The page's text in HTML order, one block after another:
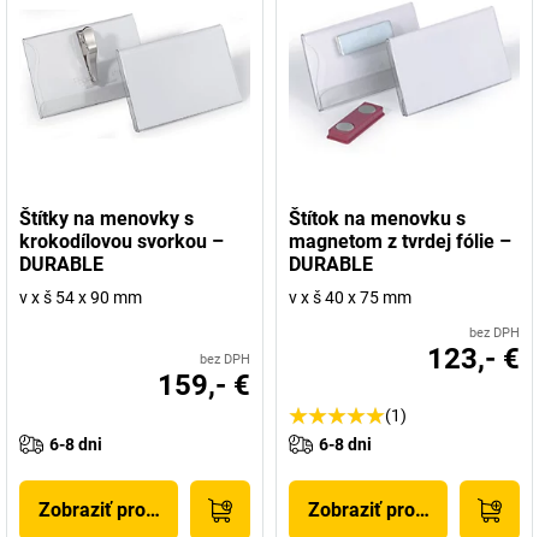
Štítky na menovky s
krokodílovou svorkou –
DURABLE
v x š 54 x 90 mm
bez DPH
159,- €
6-8 dni
Zobraziť produkt
Štítok na menovku s
magnetom z tvrdej fólie –
DURABLE
v x š 40 x 75 mm
bez DPH
123,- €
(1)
6-8 dni
Zobraziť produkt